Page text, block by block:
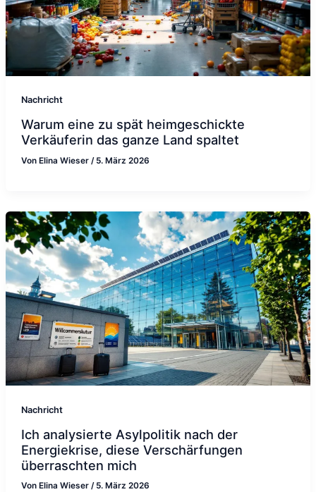
Nachricht
Warum eine zu spät heimgeschickte
Verkäuferin das ganze Land spaltet
Von Elina Wieser / 5. März 2026
Nachricht
Ich analysierte Asylpolitik nach der
Energiekrise, diese Verschärfungen
überraschten mich
Von Elina Wieser / 5. März 2026